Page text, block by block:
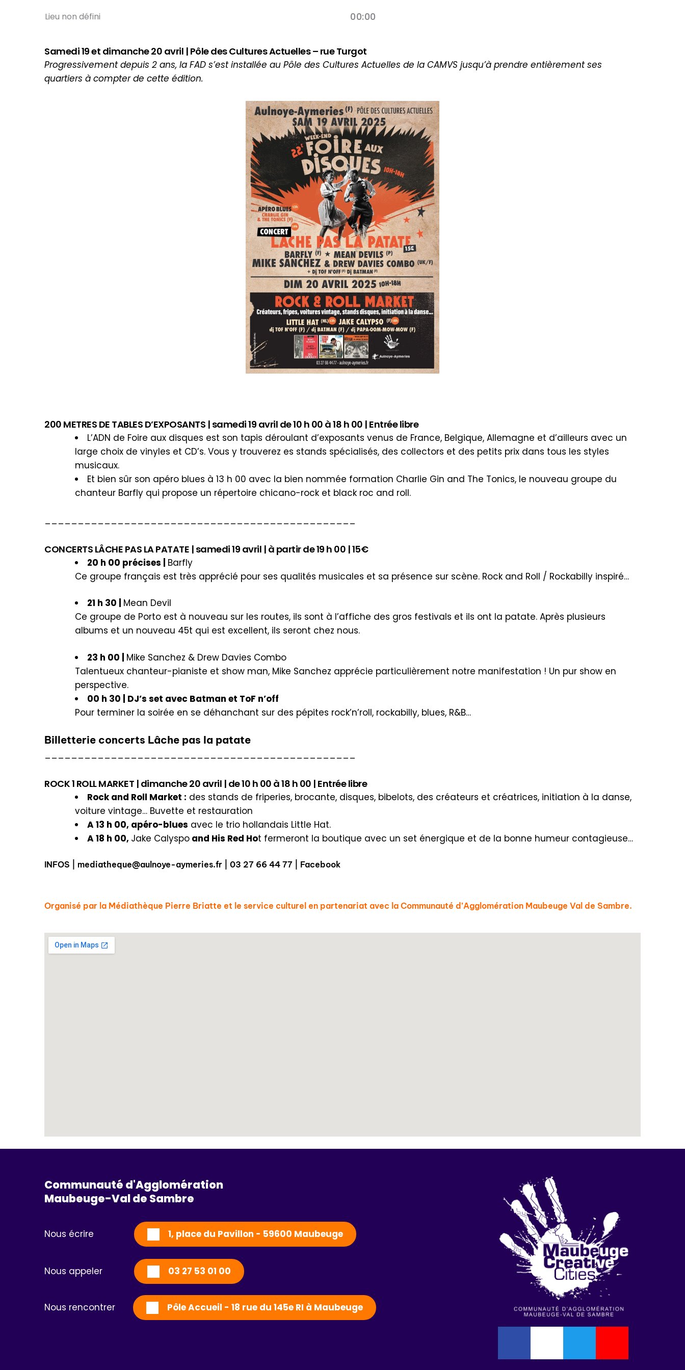
Lieu non défini 00:00
Samedi 19 et dimanche 20 avril | Pôle des Cultures Actuelles – rue Turgot
Progressivement depuis 2 ans, la FAD s’est installée au Pôle des Cultures Actuelles de la CAMVS jusqu’à prendre entièrement ses
quartiers à compter de cette édition.
200 METRES DE TABLES D’EXPOSANTS | samedi 19 avril de 10 h 00 à 18 h 00 | Entrée libre
L’ADN de Foire aux disques est son tapis déroulant d’exposants venus de France, Belgique, Allemagne et d’ailleurs avec un
large choix de vinyles et CD’s. Vous y trouverez es stands spécialisés, des collectors et des petits prix dans tous les styles
musicaux.
Et bien sûr son apéro blues à 13 h 00 avec la bien nommée formation Charlie Gin and The Tonics, le nouveau groupe du
chanteur Barfly qui propose un répertoire chicano-rock et black roc and roll.
_______________________________________________
CONCERTS LÂCHE PAS LA PATATE | samedi 19 avril | à partir de 19 h 00 | 15€
20 h 00 précises | Barfly
Ce groupe français est très apprécié pour ses qualités musicales et sa présence sur scène. Rock and Roll / Rockabilly inspiré…
21 h 30 | Mean Devil
Ce groupe de Porto est à nouveau sur les routes, ils sont à l’affiche des gros festivals et ils ont la patate. Après plusieurs
albums et un nouveau 45t qui est excellent, ils seront chez nous.
23 h 00 | Mike Sanchez & Drew Davies Combo
Talentueux chanteur-pianiste et show man, Mike Sanchez apprécie particulièrement notre manifestation ! Un pur show en
perspective.
00 h 30 | DJ’s set avec Batman et ToF n’off
Pour terminer la soirée en se déhanchant sur des pépites rock’n’roll, rockabilly, blues, R&B…
Billetterie concerts Lâche pas la patate
_______________________________________________
ROCK 1 ROLL MARKET | dimanche 20 avril | de 10 h 00 à 18 h 00 | Entrée libre
Rock and Roll Market : des stands de friperies, brocante, disques, bibelots, des créateurs et créatrices, initiation à la danse,
voiture vintage… Buvette et restauration
A 13 h 00, apéro-blues avec le trio hollandais Little Hat.
A 18 h 00, Jake Calyspoand His Red Hot fermeront la boutique avec un set énergique et de la bonne humeur contagieuse…
INFOS | mediatheque@aulnoye-aymeries.fr | 03 27 66 44 77 | Facebook
Organisé par la Médiathèque Pierre Briatte et le service culturel en partenariat avec la Communauté d’Agglomération Maubeuge Val de Sambre.
Communauté d'Agglomération
Maubeuge-Val de Sambre
Nous écrire 1, place du Pavillon - 59600 Maubeuge
Nous appeler 03 27 53 01 00
Nous rencontrer Pôle Accueil - 18 rue du 145e RI à Maubeuge